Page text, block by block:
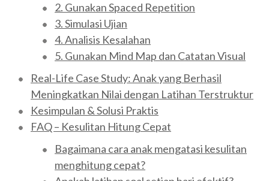
2. Gunakan Spaced Repetition
3. Simulasi Ujian
4. Analisis Kesalahan
5. Gunakan Mind Map dan Catatan Visual
Real-Life Case Study: Anak yang Berhasil
Meningkatkan Nilai dengan Latihan Terstruktur
Kesimpulan & Solusi Praktis
FAQ – Kesulitan Hitung Cepat
Bagaimana cara anak mengatasi kesulitan
menghitung cepat?